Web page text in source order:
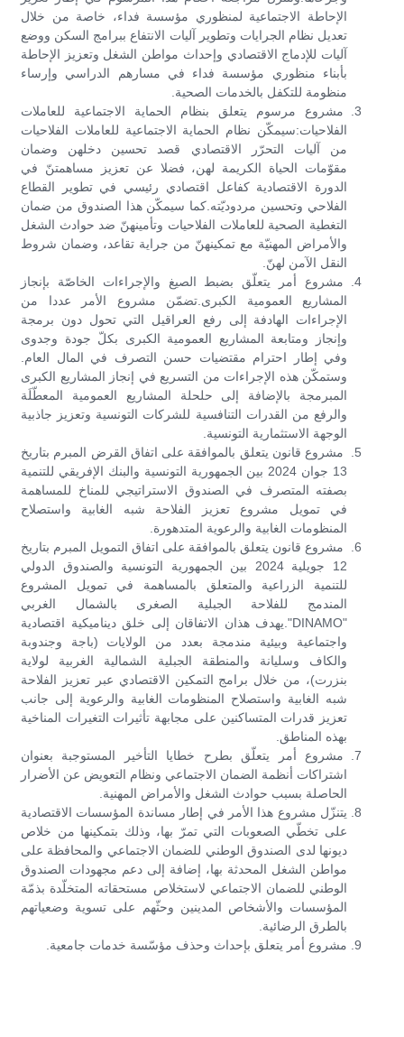
الإحاطة الاجتماعية لمنظوري مؤسسة فداء، خاصة من خلال
تعديل نظام الجرايات وتطوير آليات الانتفاع ببرامج السكن ووضع
آليات للإدماج الاقتصادي وإحداث مواطن الشغل وتعزيز الإحاطة
بأبناء منظوري مؤسسة فداء في مسارهم الدراسي وإرساء
منظومة للتكفل بالخدمات الصحية.
مشروع مرسوم يتعلق بنظام الحماية الاجتماعية للعاملات
الفلاحيات:سيمكّن نظام الحماية الاجتماعية للعاملات الفلاحيات
من آليات التحرّر الاقتصادي قصد تحسين دخلهن وضمان
مقوّمات الحياة الكريمة لهن، فضلا عن تعزيز مساهمتنّ في
الدورة الاقتصادية كفاعل اقتصادي رئيسي في تطوير القطاع
الفلاحي وتحسين مردوديّته.كما سيمكّن هذا الصندوق من ضمان
التغطية الصحية للعاملات الفلاحيات وتأمينهنّ ضد حوادث الشغل
والأمراض المهنيّة مع تمكينهنّ من جراية تقاعد، وضمان شروط
النقل الآمن لهنّ.
مشروع أمر يتعلّق بضبط الصيغ والإجراءات الخاصّة بإنجاز
المشاريع العمومية الكبرى.تضمّن مشروع الأمر عددا من
الإجراءات الهادفة إلى رفع العراقيل التي تحول دون برمجة
وإنجاز ومتابعة المشاريع العمومية الكبرى بكلّ جودة وجدوى
وفي إطار احترام مقتضيات حسن التصرف في المال العام.
وستمكّن هذه الإجراءات من التسريع في إنجاز المشاريع الكبرى
المبرمجة بالإضافة إلى حلحلة المشاريع العمومية المعطّلَة
والرفع من القدرات التنافسية للشركات التونسية وتعزيز جاذبية
الوجهة الاستثمارية التونسية.
مشروع قانون يتعلق بالموافقة على اتفاق القرض المبرم بتاريخ
13 جوان 2024 بين الجمهورية التونسية والبنك الإفريقي للتنمية
بصفته المتصرف في الصندوق الاستراتيجي للمناخ للمساهمة
في تمويل مشروع تعزيز الفلاحة شبه الغابية واستصلاح
المنظومات الغابية والرعوية المتدهورة.
مشروع قانون يتعلق بالموافقة على اتفاق التمويل المبرم بتاريخ
12 جويلية 2024 بين الجمهورية التونسية والصندوق الدولي
للتنمية الزراعية والمتعلق بالمساهمة في تمويل المشروع
المندمج للفلاحة الجبلية الصغرى بالشمال الغربي
"DINAMO".يهدف هذان الاتفاقان إلى خلق ديناميكية اقتصادية
واجتماعية وبيئية مندمجة بعدد من الولايات (باجة وجندوبة
والكاف وسليانة والمنطقة الجبلية الشمالية الغربية لولاية
بنزرت)، من خلال برامج التمكين الاقتصادي عبر تعزيز الفلاحة
شبه الغابية واستصلاح المنظومات الغابية والرعوية إلى جانب
تعزيز قدرات المتساكنين على مجابهة تأثيرات التغيرات المناخية
بهذه المناطق.
مشروع أمر يتعلّق بطرح خطايا التأخير المستوجبة بعنوان
اشتراكات أنظمة الضمان الاجتماعي ونظام التعويض عن الأضرار
الحاصلة بسبب حوادث الشغل والأمراض المهنية.
يتنزّل مشروع هذا الأمر في إطار مساندة المؤسسات الاقتصادية
على تخطّي الصعوبات التي تمرّ بها، وذلك بتمكينها من خلاص
ديونها لدى الصندوق الوطني للضمان الاجتماعي والمحافظة على
مواطن الشغل المحدثة بها، إضافة إلى دعم مجهودات الصندوق
الوطني للضمان الاجتماعي لاستخلاص مستحقاته المتخلّدة بذمّة
المؤسسات والأشخاص المدينين وحثّهم على تسوية وضعياتهم
بالطرق الرضائية.
مشروع أمر يتعلق بإحداث وحذف مؤسّسة خدمات جامعية.